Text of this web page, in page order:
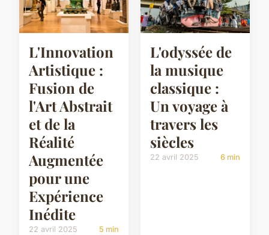
L'Innovation
Artistique :
Fusion de
l'Art Abstrait
et de la
Réalité
Augmentée
pour une
Expérience
Inédite
22 avril 2025 5 min
L'odyssée de
la musique
classique :
Un voyage à
travers les
siècles
22 avril 2025 6 min